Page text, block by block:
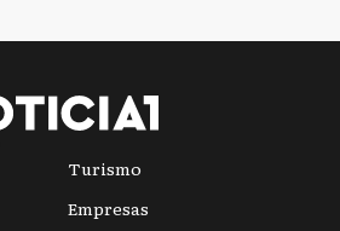
Turismo
Empresas